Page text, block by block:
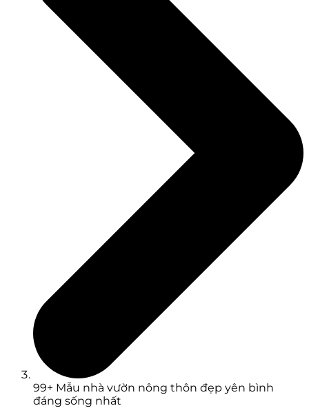
99+ Mẫu nhà vườn nông thôn đẹp yên bình
đáng sống nhất